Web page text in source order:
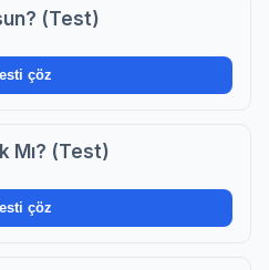
(Test)
çöz
Mı? (Test)
çöz